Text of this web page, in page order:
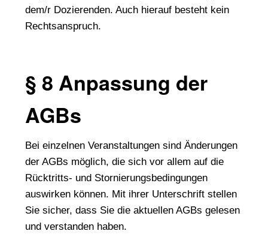
dem/r Dozierenden. Auch hierauf besteht kein
Rechtsanspruch.
§ 8 Anpassung der
AGBs
Bei einzelnen Veranstaltungen sind Änderungen
der AGBs möglich, die sich vor allem auf die
Rücktritts- und Stornierungsbedingungen
auswirken können. Mit ihrer Unterschrift stellen
Sie sicher, dass Sie die aktuellen AGBs gelesen
und verstanden haben.